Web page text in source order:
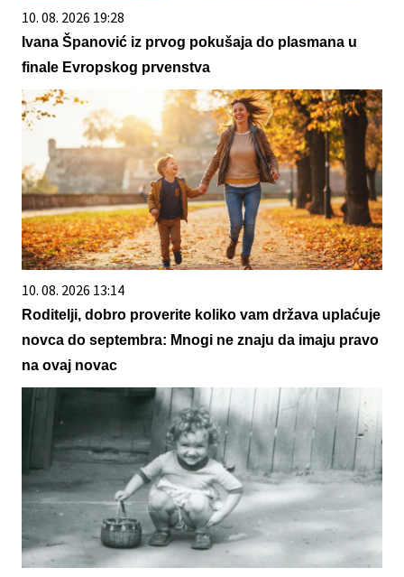
10. 08. 2026 19:28
Ivana Španović iz prvog pokušaja do plasmana u
finale Evropskog prvenstva
10. 08. 2026 13:14
Roditelji, dobro proverite koliko vam država uplaćuje
novca do septembra: Mnogi ne znaju da imaju pravo
na ovaj novac